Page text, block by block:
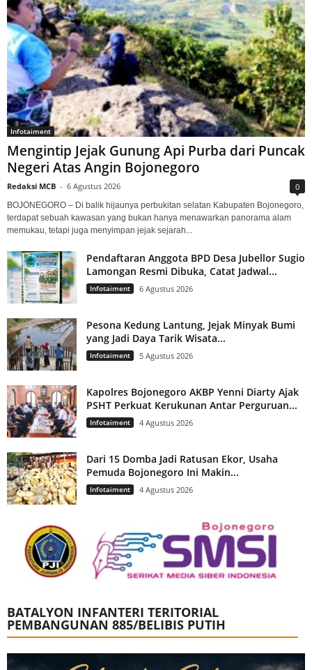
Infotaiment
Mengintip Jejak Gunung Api Purba dari Puncak
Negeri Atas Angin Bojonegoro
Redaksi MCB - 6 Agustus 2026 0
BOJONEGORO – Di balik hijaunya perbukitan selatan Kabupaten Bojonegoro,
terdapat sebuah kawasan yang bukan hanya menawarkan panorama alam
memukau, tetapi juga menyimpan jejak sejarah...
Pendaftaran Anggota BPD Desa Jubellor Sugio
Lamongan Resmi Dibuka, Catat Jadwal...
Infotaiment 6 Agustus 2026
Pesona Kedung Lantung, Jejak Minyak Bumi
yang Jadi Daya Tarik Wisata...
Infotaiment 5 Agustus 2026
Kapolres Bojonegoro AKBP Yenni Diarty Ajak
PSHT Perkuat Kerukunan Antar Perguruan...
Infotaiment 4 Agustus 2026
Dari 15 Domba Jadi Ratusan Ekor, Usaha
Pemuda Bojonegoro Ini Makin...
Infotaiment 4 Agustus 2026
BATALYON INFANTERI TERITORIAL
PEMBANGUNAN 885/BELIBIS PUTIH